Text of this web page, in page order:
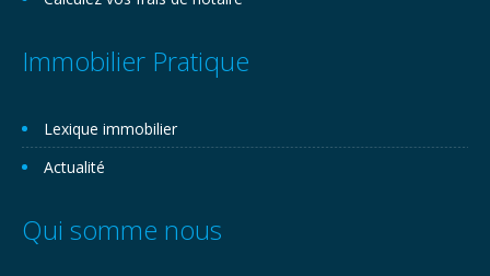
Immobilier Pratique
Lexique immobilier
Actualité
Qui somme nous